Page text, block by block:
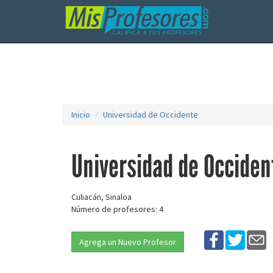
Inicio Universidad de Occidente
Universidad de
Culiacán, Sinaloa
Número de profesores: 4
Agrega un Nuevo Profesor